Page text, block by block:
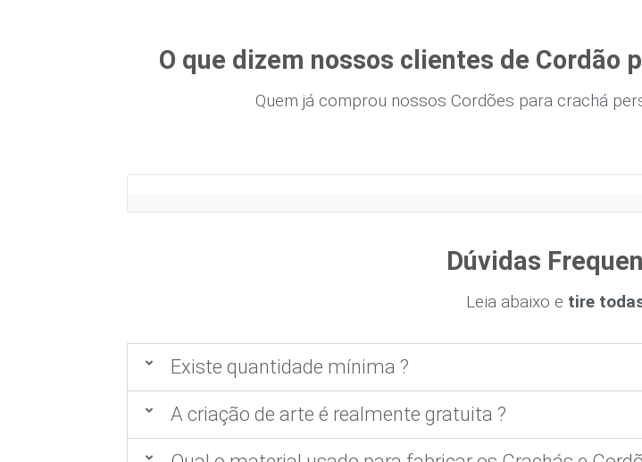
O que dizem nossos clientes de Cordão
Quem já comprou nossos Cordões para crachá
Dúvidas
Leia abaixo e tire
Existe quantidade mínima ?
A criação de arte é realmente gratuita ?